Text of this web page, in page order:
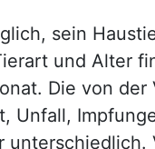
sein
und Alter
Die von
Unfall,
unterschiedlich.